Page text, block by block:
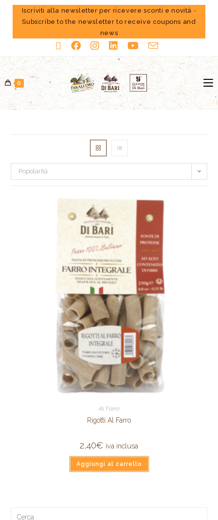
Iscriviti alla newsletter per ricevere sconti e novità -
Subscribe to the newsletter to receive coupons and
news
0
Popolarità
Al Farro
Rigotti Al Farro
2,40€ iva inclusa
Aggiungi al carrello